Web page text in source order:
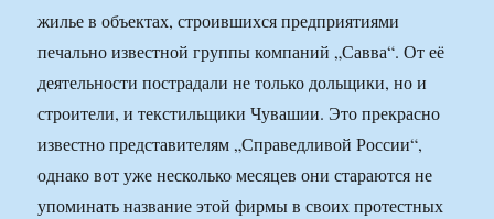
жилье в объектах, строившихся предприятиями
печально известной группы компаний „Савва“. От её
деятельности пострадали не только дольщики, но и
строители, и текстильщики Чувашии. Это прекрасно
известно представителям „Справедливой России“,
однако вот уже несколько месяцев они стараются не
упоминать название этой фирмы в своих протестных